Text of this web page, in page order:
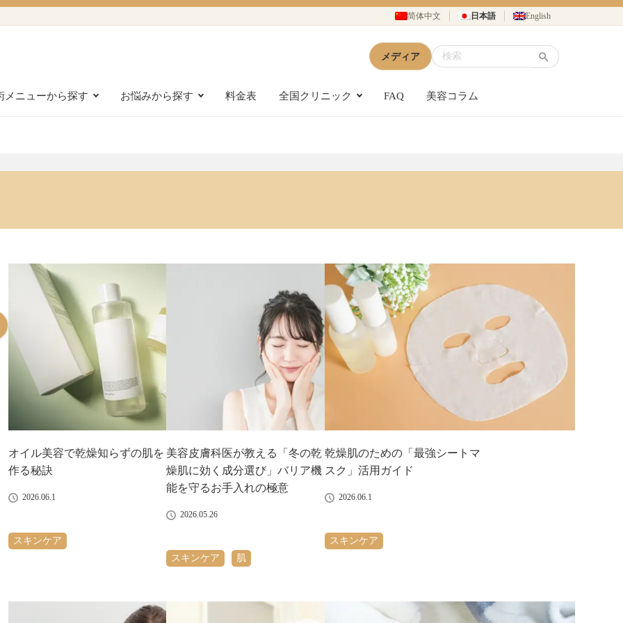
简体中文 日本語 English
メディア
メニューから探す お悩みから探す 料金表 全国クリニック FAQ 美容コラム
オイル美容で乾燥知らずの肌を
作る秘訣
2026.06.1
スキンケア
美容皮膚科医が教える「冬の乾
燥肌に効く成分選び」バリア機
能を守るお手入れの極意
2026.05.26
スキンケア 肌
乾燥肌のための「最強シートマ
スク」活用ガイド
2026.06.1
スキンケア
2